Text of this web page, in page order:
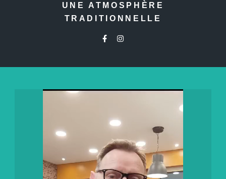
UNE ATMOSPHÈRE
TRADITIONNELLE